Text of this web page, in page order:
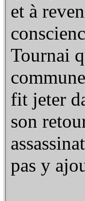
et à
Tournai
fit jeter
son
pas y